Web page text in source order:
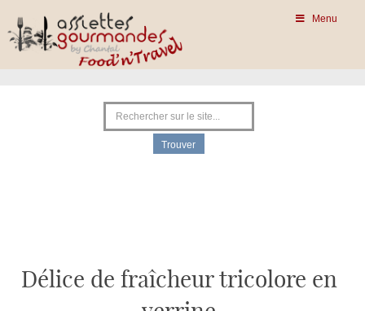
Menu
Délice de fraîcheur tricolore en